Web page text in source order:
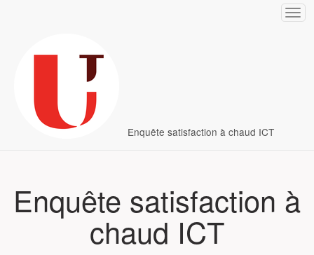
Enquête satisfaction à chaud ICT
Enquête satisfaction à
chaud ICT